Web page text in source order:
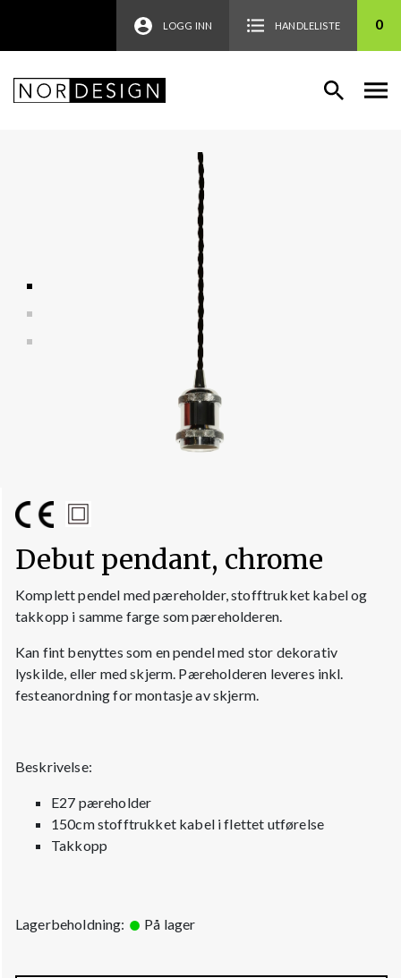
LOGG INN HANDLELISTE 0
Debut pendant, chrome
Komplett pendel med pæreholder, stofftrukket kabel og
takkopp i samme farge som pæreholderen.
Kan fint benyttes som en pendel med stor dekorativ
lyskilde, eller med skjerm. Pæreholderen leveres inkl.
festeanordning for montasje av skjerm.
Beskrivelse:
E27 pæreholder
150cm stofftrukket kabel i flettet utførelse
Takkopp
Lagerbeholdning: På lager